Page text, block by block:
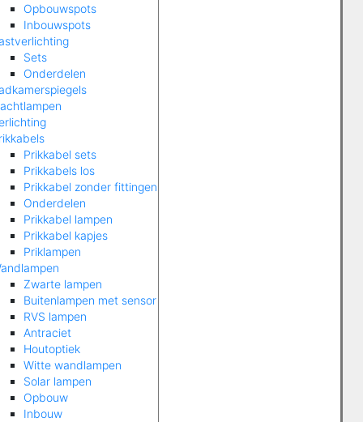
Opbouwspots
Inbouwspots
Sets
Onderdelen
Prikkabel sets
Prikkabels los
Prikkabel zonder fittingen
Onderdelen
Prikkabel lampen
Prikkabel kapjes
Priklampen
Zwarte lampen
Buitenlampen met sensor
RVS lampen
Antraciet
Houtoptiek
Witte wandlampen
Solar lampen
Opbouw
Inbouw